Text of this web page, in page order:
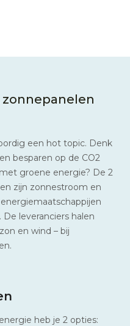
een hot topic. Denk
besparen op de CO2
groene energie? De 2
zijn zonnestroom en
leveranciers halen
en wind – bij
heb je 2 opties: